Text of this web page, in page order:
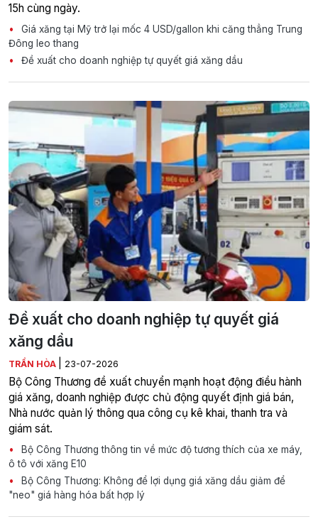
15h cùng ngày.
Giá xăng tại Mỹ trở lại mốc 4 USD/gallon khi căng thẳng Trung
Đông leo thang
Đề xuất cho doanh nghiệp tự quyết giá xăng dầu
Đề xuất cho doanh nghiệp tự quyết giá
xăng dầu
TRẦN HÒA 23-07-2026
Bộ Công Thương đề xuất chuyển mạnh hoạt động điều hành
giá xăng, doanh nghiệp được chủ động quyết định giá bán,
Nhà nước quản lý thông qua công cụ kê khai, thanh tra và
giám sát.
Bộ Công Thương thông tin về mức độ tương thích của xe máy,
ô tô với xăng E10
Bộ Công Thương: Không để lợi dụng giá xăng dầu giảm để
"neo" giá hàng hóa bất hợp lý